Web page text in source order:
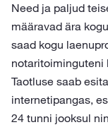
Need ja paljud
määravad ära
saad kogu
notaritoiminguteni
Taotluse saab
internetipangas,
24 tunni jooksul